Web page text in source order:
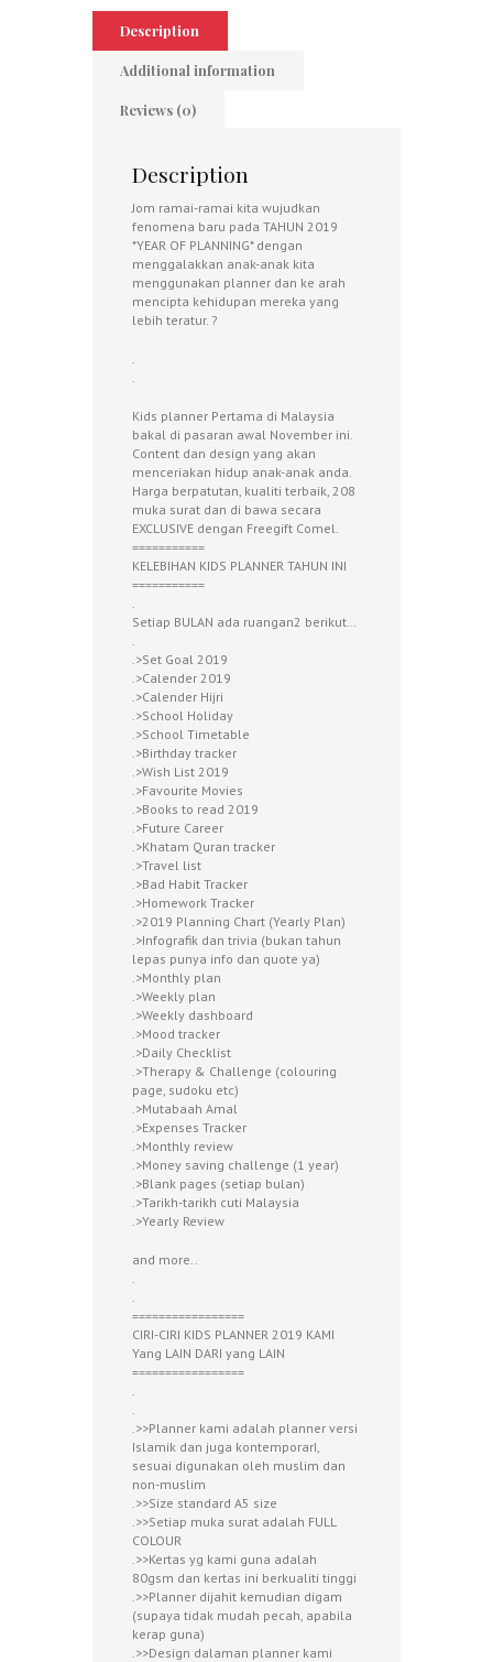
Description
Additional information
Reviews (0)
Description
Jom ramai-ramai kita wujudkan
fenomena baru pada TAHUN 2019
*YEAR OF PLANNING* dengan
menggalakkan anak-anak kita
menggunakan planner dan ke arah
mencipta kehidupan mereka yang
lebih teratur. ?
.
.
Kids planner Pertama di Malaysia
bakal di pasaran awal November ini.
Content dan design yang akan
menceriakan hidup anak-anak anda.
Harga berpatutan, kualiti terbaik, 208
muka surat dan di bawa secara
EXCLUSIVE dengan Freegift Comel.
===========
KELEBIHAN KIDS PLANNER TAHUN INI
===========
.
Setiap BULAN ada ruangan2 berikut…
.
.>Set Goal 2019
.>Calender 2019
.>Calender Hijri
.>School Holiday
.>School Timetable
.>Birthday tracker
.>Wish List 2019
.>Favourite Movies
.>Books to read 2019
.>Future Career
.>Khatam Quran tracker
.>Travel list
.>Bad Habit Tracker
.>Homework Tracker
.>2019 Planning Chart (Yearly Plan)
.>Infografik dan trivia (bukan tahun
lepas punya info dan quote ya)
.>Monthly plan
.>Weekly plan
.>Weekly dashboard
.>Mood tracker
.>Daily Checklist
.>Therapy & Challenge (colouring
page, sudoku etc)
.>Mutabaah Amal
.>Expenses Tracker
.>Monthly review
.>Money saving challenge (1 year)
.>Blank pages (setiap bulan)
.>Tarikh-tarikh cuti Malaysia
.>Yearly Review
and more..
.
.
=================
CIRI-CIRI KIDS PLANNER 2019 KAMI
Yang LAIN DARI yang LAIN
=================
.
.
.>>Planner kami adalah planner versi
Islamik dan juga kontemporarI,
sesuai digunakan oleh muslim dan
non-muslim
.>>Size standard A5 size
.>>Setiap muka surat adalah FULL
COLOUR
.>>Kertas yg kami guna adalah
80gsm dan kertas ini berkualiti tinggi
.>>Planner dijahit kemudian digam
(supaya tidak mudah pecah, apabila
kerap guna)
.>>Design dalaman planner kami